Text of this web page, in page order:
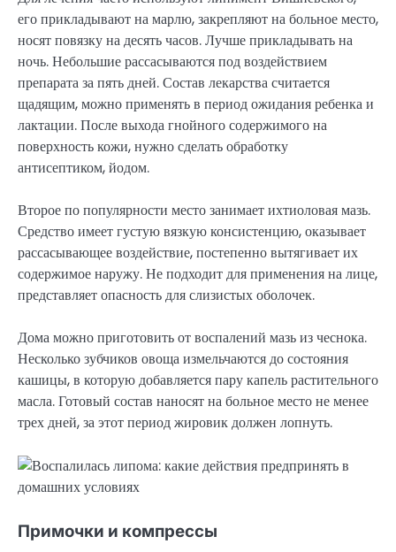
его прикладывают на марлю, закрепляют на больное место,
носят повязку на десять часов. Лучше прикладывать на
ночь. Небольшие рассасываются под воздействием
препарата за пять дней. Состав лекарства считается
щадящим, можно применять в период ожидания ребенка и
лактации. После выхода гнойного содержимого на
поверхность кожи, нужно сделать обработку
антисептиком, йодом.
Второе по популярности место занимает ихтиоловая мазь.
Средство имеет густую вязкую консистенцию, оказывает
рассасывающее воздействие, постепенно вытягивает их
содержимое наружу. Не подходит для применения на лице,
представляет опасность для слизистых оболочек.
Дома можно приготовить от воспалений мазь из чеснока.
Несколько зубчиков овоща измельчаются до состояния
кашицы, в которую добавляется пару капель растительного
масла. Готовый состав наносят на больное место не менее
трех дней, за этот период жировик должен лопнуть.
Примочки и компрессы